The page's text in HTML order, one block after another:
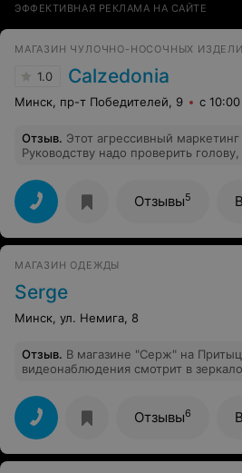
ЭФФЕКТИВНАЯ РЕКЛАМА НА САЙТЕ
МАГАЗИН ЧУЛОЧНО-НОСОЧНЫХ
1.0 Calzedonia
Минск, пр-т Победителей, 9 с 10:00
Отзыв. Этот агрессивный
Руководству надо проверить
кассе прямо со вздохом сожаления
пожурила, что я взяла одну
2ух по акции". Продукция хорошая. Навязчивое
обслуживание-нет!
Отзывы5
МАГАЗИН ОДЕЖДЫ
Serge
Минск, ул. Немига, 8
Отзыв. В магазине "Серж" на
видеонаблюдения смотрит в
оком охраны. Таким образом вы
избавиться?? Позор!!! Больше к вам
Отзывы6